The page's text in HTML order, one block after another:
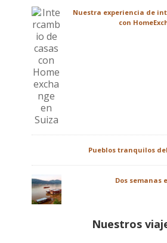
Nuestra experiencia de
con
Pueblos tranquilos
Dos semanas
Nuestros